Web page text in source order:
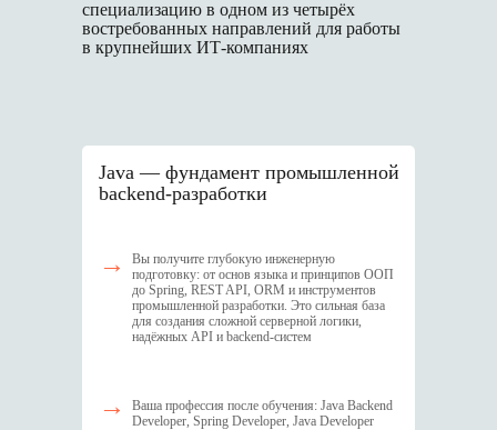
специализацию в одном из четырёх
востребованных направлений для работы
в крупнейших ИТ-компаниях
Вы получите глубокую инженерную
подготовку: от основ языка и принципов ООП
до Spring, REST API, ORM и инструментов
промышленной разработки. Это сильная база
для создания сложной серверной логики,
надёжных API и backend-систем
J ava — фундамент промышленной
backend-разработки
→
Ваша профессия после обучения: Java Backend
Developer, Spring Developer, Java Developer
→